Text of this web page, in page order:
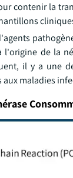
contenir la
de la
il y a une
maladies